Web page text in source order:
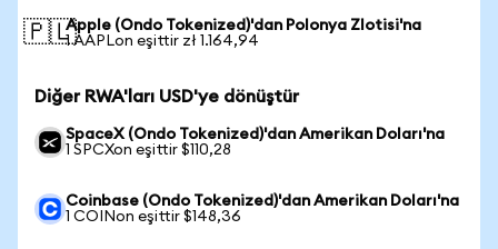
🇵🇱Apple (Ondo Tokenized)'dan Polonya Zlotisi'na
1 AAPLon eşittir zł 1.164,94
Diğer RWA'ları USD'ye dönüştür
SpaceX (Ondo Tokenized)'dan Amerikan Doları'na
1 SPCXon eşittir $110,28
Coinbase (Ondo Tokenized)'dan Amerikan Doları'na
1 COINon eşittir $148,36